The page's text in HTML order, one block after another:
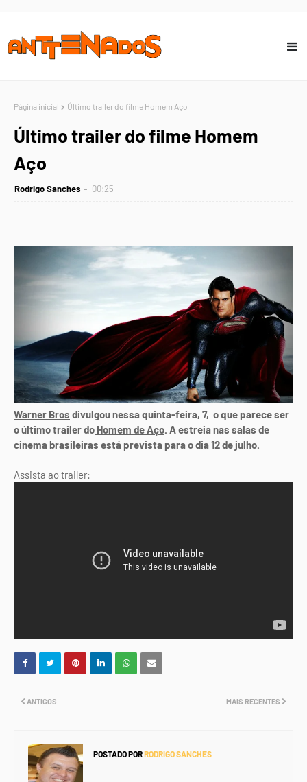
Página inicial Último trailer do filme Homem Aço
Último trailer do filme Homem
Aço
Rodrigo Sanches 00:25
Warner Bros divulgou nessa quinta-feira, 7, o que parece ser
o último trailer do Homem de Aço . A estreia nas salas de
cinema brasileiras está prevista para o dia 12 de julho.
Assista ao trailer:
MAIS RECENTES
ANTIGOS
POSTADO PORRODRIGO SANCHES